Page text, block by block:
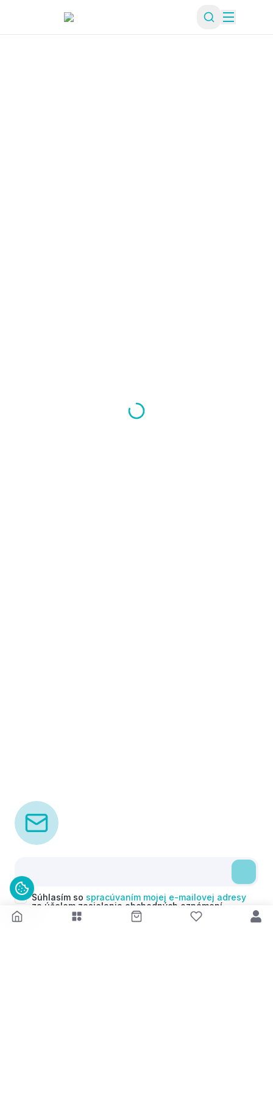
Súhlasím so spracúvaním mojej e-mailovej adresy
za účelom zasielania obchodných oznámení
(newsletterov) v súlade s čl. 6 ods. 1 písm. a)
Nariadenia GDPR. Svoj súhlas môžem kedykoľvek